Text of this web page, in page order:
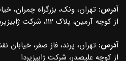
آدرس: تهران، ونک، بزرگراه چمران،
از کوچه آرمین، پلاک 112، شرکت ژابیزپردا
آدرس: تهران، پرند، فاز صفر،
از کوچه علیصدر، شرکت ژابیزپردا